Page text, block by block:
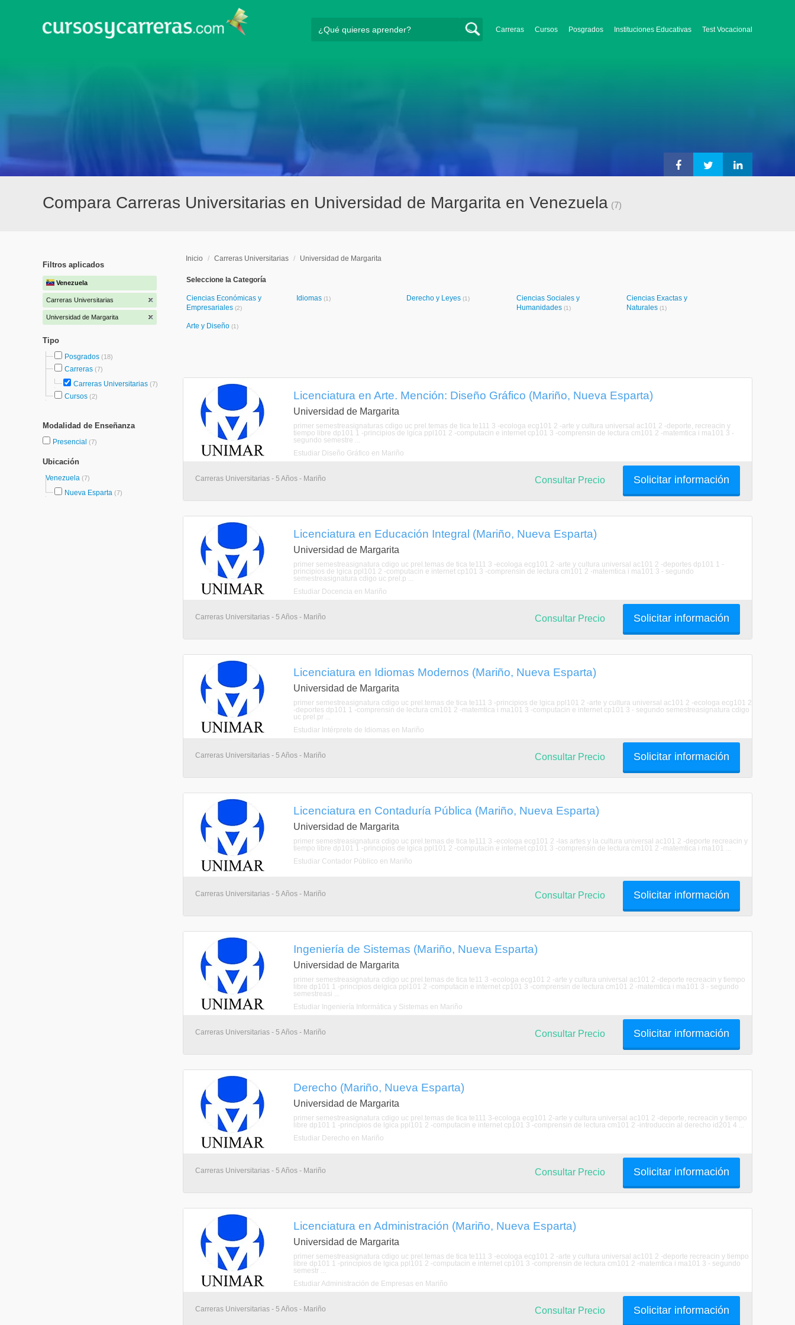
Carreras Cursos Posgrados Instituciones Educativas Test Vocacional
Compara Carreras Universitarias en Universidad de Margarita en Venezuela (7)
Filtros aplicados
Venezuela
Carreras Universitarias
Universidad de Margarita
Tipo
Posgrados (18)
Carreras (7)
Carreras Universitarias (7)
Cursos (2)
Modalidad de Enseñanza
Presencial (7)
Ubicación
Venezuela (7)
Nueva Esparta (7)
Inicio / Carreras Universitarias / Universidad de Margarita
Seleccione la Categoría
Ciencias Económicas y
Empresariales (2)
Idiomas (1) Derecho y Leyes (1)
Ciencias Sociales y
Humanidades (1)
Ciencias Exactas y
Naturales (1)
Arte y Diseño (1)
Licenciatura en Arte. Mención: Diseño Gráfico (Mariño, Nueva Esparta)
Universidad de Margarita
primer semestreasignaturas cdigo uc prel.temas de tica te111 3 -ecologa ecg101 2 -arte y cultura universal ac101 2 -deporte, recreacin y
tiempo libre dp101 1 -principios de lgica ppl101 2 -computacin e internet cp101 3 -comprensin de lectura cm101 2 -matemtica i ma101 3 -
segundo semestre ...
Estudiar Diseño Gráfico en Mariño
Carreras Universitarias - 5 Años - Mariño Solicitar información
Consultar Precio
Licenciatura en Educación Integral (Mariño, Nueva Esparta)
Universidad de Margarita
primer semestreasignatura cdigo uc prel.temas de tica te111 3 -ecologa ecg101 2 -arte y cultura universal ac101 2 -deportes dp101 1 -
principios de lgica ppl101 2 -computacin e internet cp101 3 -comprensin de lectura cm101 2 -matemtica i ma101 3 - segundo
semestreasignatura cdigo uc prel.p ...
Estudiar Docencia en Mariño
Carreras Universitarias - 5 Años - Mariño Solicitar información
Consultar Precio
Licenciatura en Idiomas Modernos (Mariño, Nueva Esparta)
Universidad de Margarita
primer semestreasignatura cdigo uc prel.temas de tica te111 3 -principios de lgica ppl101 2 -arte y cultura universal ac101 2 -ecologa ecg101 2
-deportes dp101 1 -comprensin de lectura cm101 2 -matemtica i ma101 3 -computacin e internet cp101 3 - segundo semestreasignatura cdigo
uc prel.pr ...
Estudiar Intérprete de Idiomas en Mariño
Carreras Universitarias - 5 Años - Mariño Solicitar información
Consultar Precio
Licenciatura en Contaduría Pública (Mariño, Nueva Esparta)
Universidad de Margarita
primer semestreasignatura cdigo uc prel.temas de tica te111 3 -ecologa ecg101 2 -las artes y la cultura universal ac101 2 -deporte recreacin y
tiempo libre dp101 1 -principios de lgica ppl101 2 -computacin e internet cp101 3 -comprensin de lectura cm101 2 -matemtica i ma101 ...
Estudiar Contador Público en Mariño
Carreras Universitarias - 5 Años - Mariño Solicitar información
Consultar Precio
Ingeniería de Sistemas (Mariño, Nueva Esparta)
Universidad de Margarita
primer semestreasignatura cdigo uc prel.temas de tica te11 3 -ecologa ecg101 2 -arte y cultura universal ac101 2 -deporte recreacin y tiempo
libre dp101 1 -principios delgica ppl101 2 -computacin e internet cp101 3 -comprensin de lectura cm101 2 -matemtica i ma101 3 - segundo
semestreasi ...
Estudiar Ingeniería Informática y Sistemas en Mariño
Carreras Universitarias - 5 Años - Mariño Solicitar información
Consultar Precio
Derecho (Mariño, Nueva Esparta)
Universidad de Margarita
primer semestreasignatura cdigo uc prel.temas de tica te111 3-ecologa ecg101 2-arte y cultura universal ac101 2 -deporte, recreacin y tiempo
libre dp101 1 -principios de lgica ppl101 2 -computacin e internet cp101 3 -comprensin de lectura cm101 2 -introduccin al derecho id201 4 ...
Estudiar Derecho en Mariño
Carreras Universitarias - 5 Años - Mariño Solicitar información
Consultar Precio
Licenciatura en Administración (Mariño, Nueva Esparta)
Universidad de Margarita
primer semestreasignatura cdigo uc prel.temas de tica te111 3 -ecologa ecg101 2 -arte y cultura universal ac101 2 -deporte recreacin y tiempo
libre dp101 1 -principios de lgica ppl101 2 -computacin e internet cp101 3 -comprensin de lectura cm101 2 -matemtica i ma101 3 - segundo
semestr ...
Estudiar Administración de Empresas en Mariño
Carreras Universitarias - 5 Años - Mariño Solicitar información
Consultar Precio